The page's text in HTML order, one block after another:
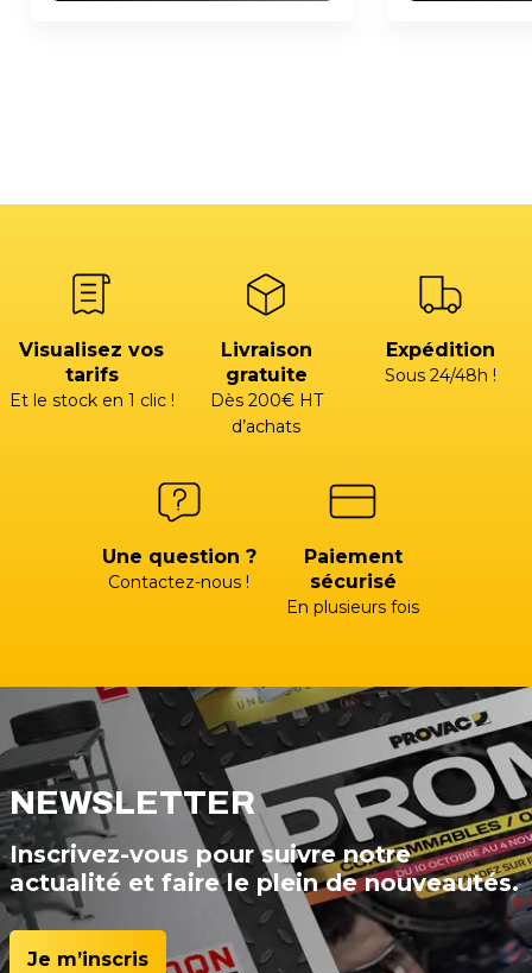
Visualisez vos
tarifs
Et le stock en 1 clic !
Livraison
gratuite
Dès 200€ HT
d’achats
Expédition
Sous 24/48h !
Une question ?
Contactez-nous !
Paiement
sécurisé
En plusieurs fois
NEWSLETTER
Inscrivez-vous pour suivre notre
actualité et faire le plein de nouveautés.
Je m’inscris